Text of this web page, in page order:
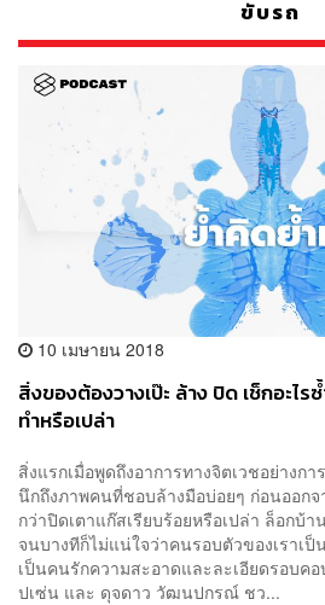
ขับรถ
10 เมษายน 2018
สิ่งของต้องวางเป๊ะ ล้าง ปิด เช็กอะไร
ทำหรือเปล่า
สิ่งแรกเมื่อพูดถึงอาการทางจิตเวชอย่างก
นึกถึงภาพคนที่ชอบล้างมือบ่อยๆ ก่อนออก
กว่าปิดเตาแก๊สเรียบร้อยหรือเปล่า ล็อกบ้
จนบางทีก็ไม่แน่ใจว่าคนรอบตัวของเราเ
เป็นคนรักความสะอาดและละเอียดรอบ
ปเซ่น และ ดุจดาว วัฒนปกรณ์ ชว...